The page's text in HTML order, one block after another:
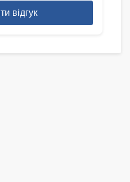
відгук